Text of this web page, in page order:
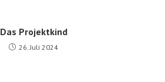
Das Projektkind
26. Juli 2024